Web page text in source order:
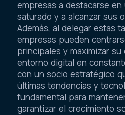
empresas a destacarse en
saturado y a alcanzar sus
Además, al delegar estas
empresas pueden
principales y maximizar su
entorno digital en
con un socio estratégico
últimas tendencias y
fundamental para
garantizar el crecimiento